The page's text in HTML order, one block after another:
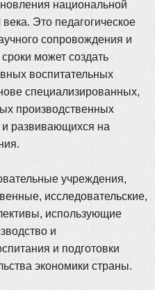
национальной
Это педагогическое
сопровождения и
может создать
воспитательных
специализированных,
производственных
развивающихся на
учреждения,
исследовательские,
использующие
и
и подготовки
экономики страны.